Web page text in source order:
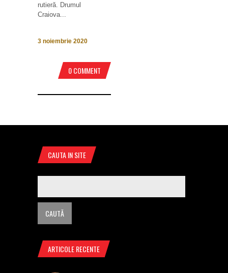
rutieră. Drumul
Craiova...
3 noiembrie 2020
0 COMMENT
CAUTA IN SITE
ARTICOLE RECENTE